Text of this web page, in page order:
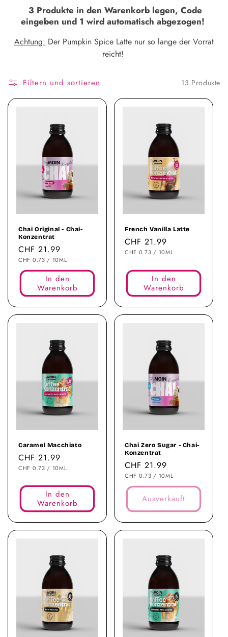
e
:
3 Produkte in den Warenkorb legen, Code
eingeben und 1 wird automatisch abgezogen!
Achtung: Der Pumpkin Spice Latte nur so lange der Vorrat
reicht!
Filtern und sortieren 13 Produkte
Chai Original - Chai-
Konzentrat
Normaler
Preis
CHF 21.99
STÜCKPREIS
CHF 0.73 / PRO
10ML
In den
Warenkorb
French Vanilla Latte
Normaler
Preis
CHF 21.99
STÜCKPREIS
CHF 0.73 / PRO
10ML
In den
Warenkorb
Caramel Macchiato
Normaler
Preis
CHF 21.99
STÜCKPREIS
CHF 0.73 / PRO
10ML
In den
Warenkorb
Chai Zero Sugar - Chai-
Konzentrat
Normaler
Preis
CHF 21.99
STÜCKPREIS
CHF 0.73 / PRO
10ML
Ausverkauft